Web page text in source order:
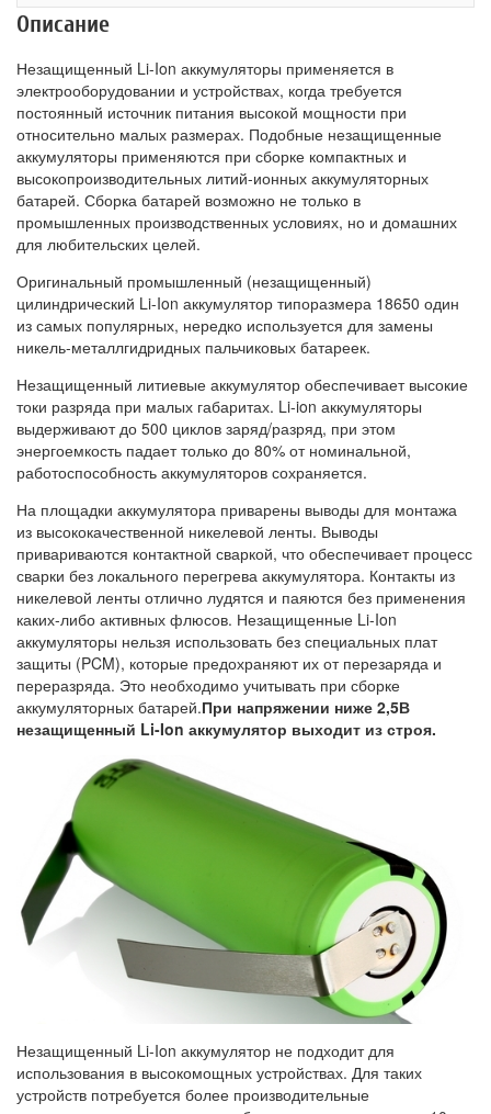
Описание
Незащищенный Li-Ion аккумуляторы применяется в
электрооборудовании и устройствах, когда требуется
постоянный источник питания высокой мощности при
относительно малых размерах. Подобные незащищенные
аккумуляторы применяются при сборке компактных и
высокопроизводительных литий-ионных аккумуляторных
батарей. Сборка батарей возможно не только в
промышленных производственных условиях, но и домашних
для любительских целей.
Оригинальный промышленный (незащищенный)
цилиндрический Li-Ion аккумулятор типоразмера 18650 один
из самых популярных, нередко используется для замены
никель-металлгидридных пальчиковых батареек.
Незащищенный литиевые аккумулятор обеспечивает высокие
токи разряда при малых габаритах. Li-ion аккумуляторы
выдерживают до 500 циклов заряд/разряд, при этом
энергоемкость падает только до 80% от номинальной,
работоспособность аккумуляторов сохраняется.
На площадки аккумулятора приварены выводы для монтажа
из высококачественной никелевой ленты. Выводы
привариваются контактной сваркой, что обеспечивает процесс
сварки без локального перегрева аккумулятора. Контакты из
никелевой ленты отлично лудятся и паяются без применения
каких-либо активных флюсов. Незащищенные Li-Ion
аккумуляторы нельзя использовать без специальных плат
защиты (PCM), которые предохраняют их от перезаряда и
переразряда. Это необходимо учитывать при сборке
аккумуляторных батарей.При напряжении ниже 2,5В
незащищенный Li-Ion аккумулятор выходит из строя.
Незащищенный Li-Ion аккумулятор не подходит для
использования в высокомощных устройствах. Для таких
устройств потребуется более производительные